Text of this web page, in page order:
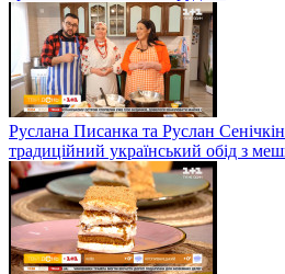
Руслана Писанка та Руслан
традиційний український обід з